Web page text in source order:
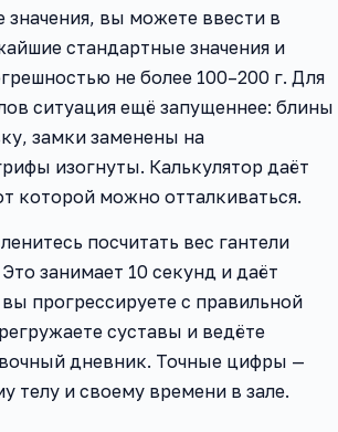
значения, вы можете ввести в
стандартные значения и
не более 100–200 г. Для
ситуация ещё запущеннее: блины
замки заменены на
изогнуты. Калькулятор даёт
которой можно отталкиваться.
посчитать вес гантели
занимает 10 секунд и даёт
прогрессируете с правильной
суставы и ведёте
дневник. Точные цифры —
телу и своему времени в зале.